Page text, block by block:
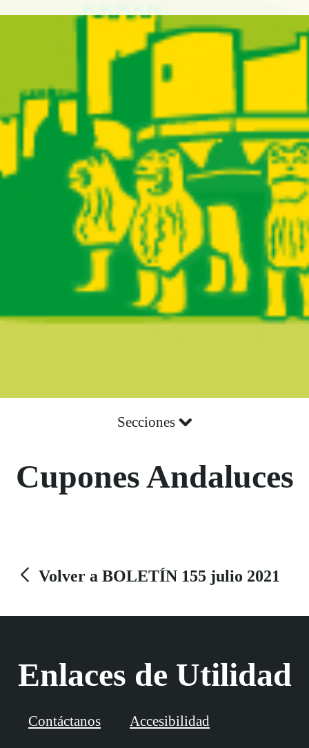
Secciones
Cupones Andaluces
Volver a BOLETÍN 155 julio 2021
Enlaces de Utilidad
Contáctanos Accesibilidad